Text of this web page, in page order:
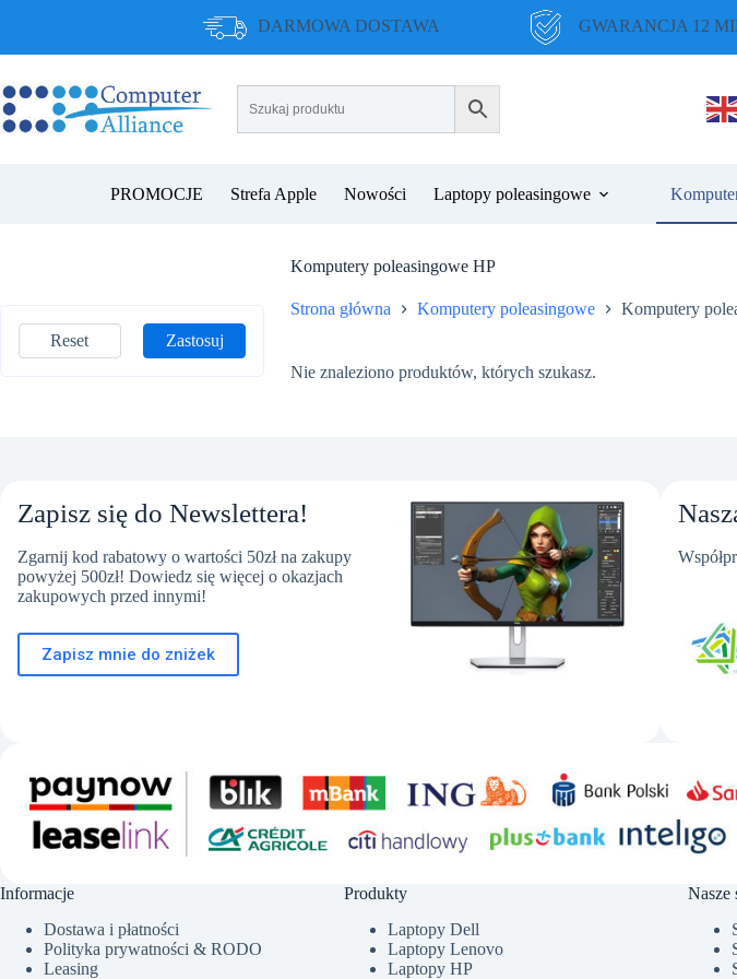
DARMOWA DOSTAWA GWARANCJA 12
PROMOCJE Strefa Apple Nowości Laptopy poleasingowe
Komputery poleasingowe HP
Strona główna Komputery poleasingowe Komputery
Nie znaleziono produktów, których szukasz.
Zastosuj
Reset
Zapisz się do Newslettera!
Zgarnij kod rabatowy o wartości 50zł na zakupy
powyżej 500zł! Dowiedz się więcej o okazjach
zakupowych przed innymi!
Zapisz mnie do zniżek
Informacje
Dostawa i płatności
Polityka prywatności & RODO
Leasing
Produkty
Laptopy Dell
Laptopy Lenovo
Laptopy HP
Nasze